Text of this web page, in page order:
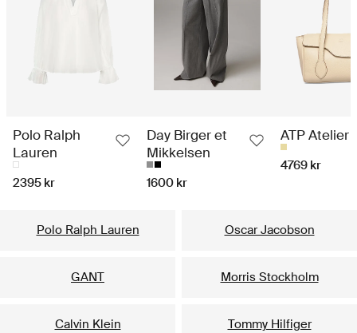
Polo Ralph
Lauren
2395 kr
Day Birger et
Mikkelsen
1600 kr
ATP Atelier
4769 kr
Polo Ralph Lauren Oscar Jacobson
GANT Morris Stockholm
Calvin Klein Tommy Hilfiger